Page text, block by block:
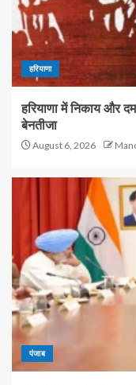
हरियाणा
हरियाणा में निकाय और
बेनतीजा
August 6, 2026
पंजाब